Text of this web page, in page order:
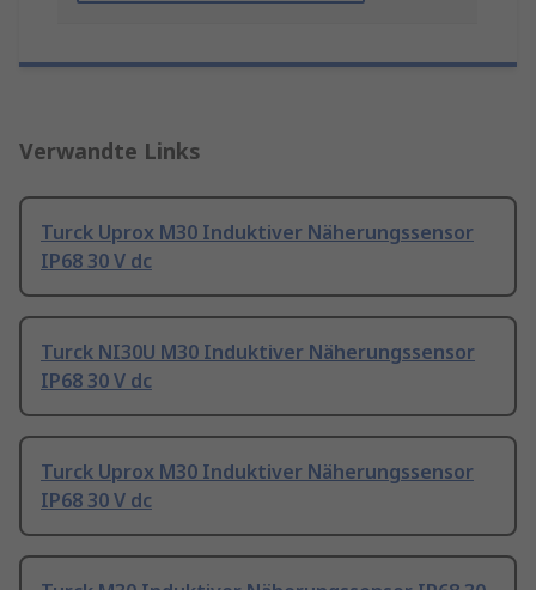
Verwandte Links
Turck Uprox M30 Induktiver Näherungssensor
IP68 30 V dc
Turck NI30U M30 Induktiver Näherungssensor
IP68 30 V dc
Turck Uprox M30 Induktiver Näherungssensor
IP68 30 V dc